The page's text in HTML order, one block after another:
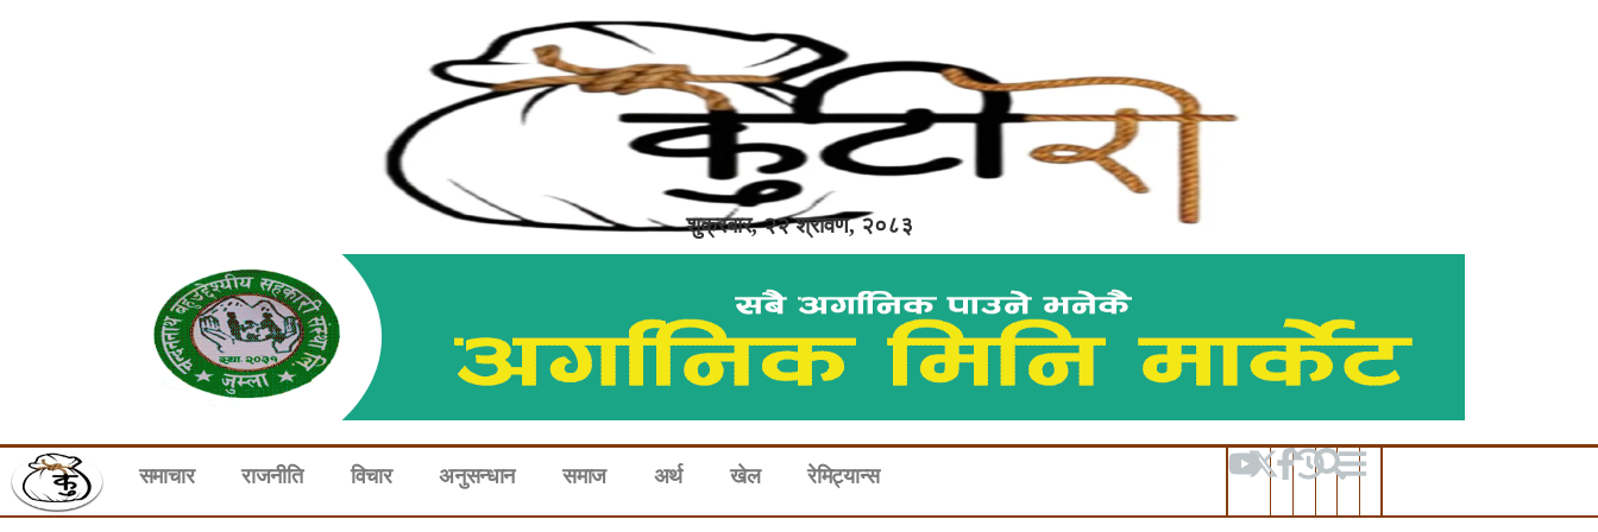
शुक्रबार, २२ श्रावण, २०८३
समाचार राजनीति विचार अनुसन्धान समाज अर्थ खेल रेमिट्यान्स